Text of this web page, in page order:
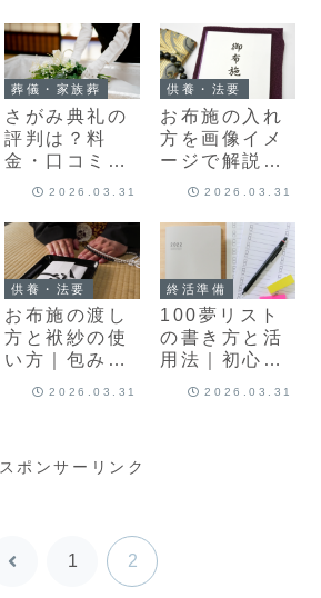
葬儀・家族葬
さがみ典礼の
評判は？料
金・口コミ・
互助会の実態
2026.03.31
供養・法要
お布施の入れ
方を画像イメ
ージで解説｜
封筒の書き
で
2026.03.31
供養・法要
お布施の渡し
方と袱紗の使
い方｜包み方
2026.03.31
終活準備
100夢リスト
の書き方と活
用法｜初心者
2026.03.31
スポンサーリンク
前
1 2